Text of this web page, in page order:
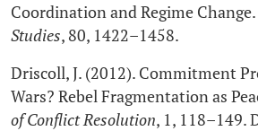
Coordination and Regime Change.
Studies, 80, 1422–1458.
Driscoll, J. (2012). Commitment
Wars? Rebel Fragmentation as
of Conflict Resolution, 1, 118–149.